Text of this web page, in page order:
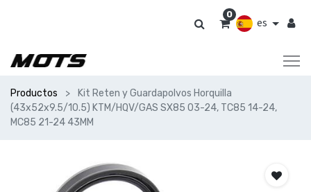
es
0
Productos
Kit Reten y Guardapolvos Horquilla
(43x52x9.5/10.5) KTM/HQV/GAS SX85 03-24, TC85 14-24,
MC85 21-24 43MM